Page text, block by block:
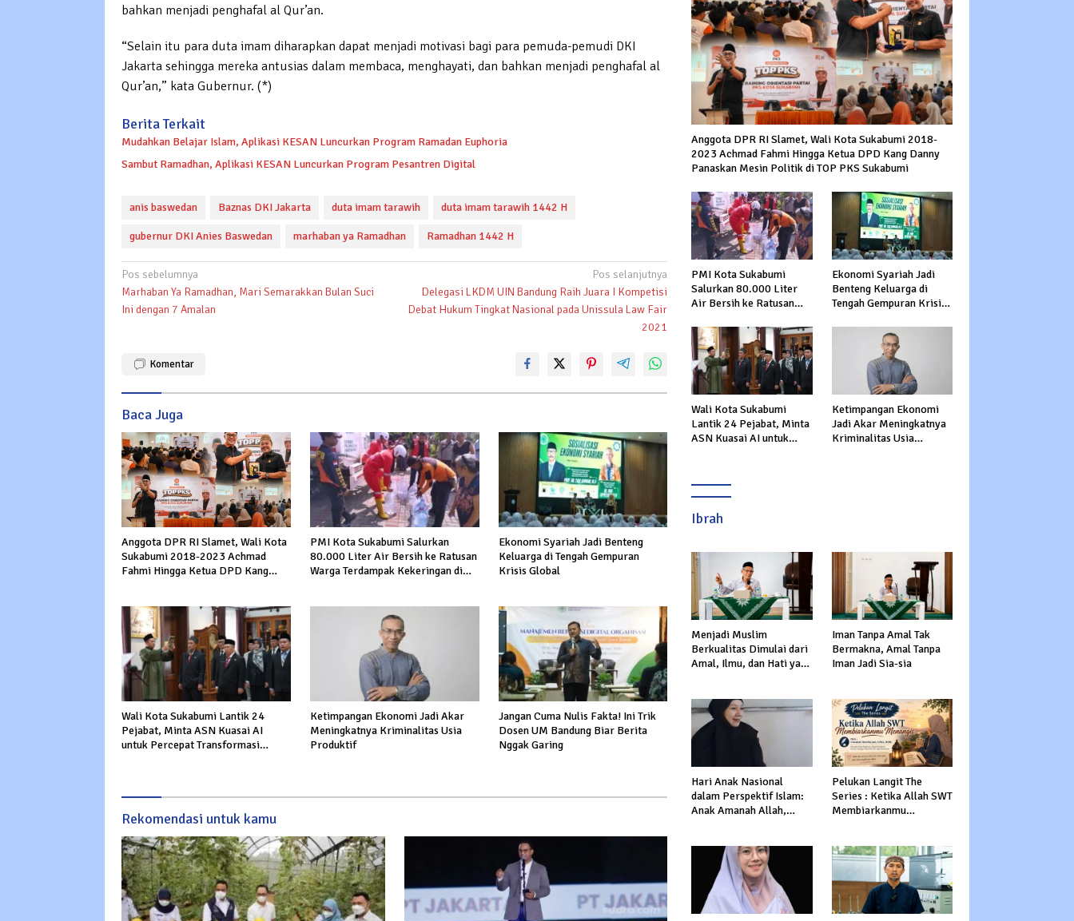
bahkan menjadi penghafal al Qur’an.
“Selain itu para duta imam diharapkan dapat menjadi motivasi bagi para pemuda-pemudi DKI
Jakarta sehingga mereka antusias dalam membaca, menghayati, dan bahkan menjadi penghafal al
Qur’an,” kata Gubernur. (*)
Berita Terkait
Mudahkan Belajar Islam, Aplikasi KESAN Luncurkan Program Ramadan Euphoria
Sambut Ramadhan, Aplikasi KESAN Luncurkan Program Pesantren Digital
anis baswedan Baznas DKI Jakarta duta imam tarawih duta imam tarawih 1442 H
gubernur DKI Anies Baswedan marhaban ya Ramadhan Ramadhan 1442 H
Navigasi
pos
Pos sebelumnya
Marhaban Ya Ramadhan, Mari Semarakkan Bulan Suci
Ini dengan 7 Amalan
Pos selanjutnya
Delegasi LKDM UIN Bandung Raih Juara I Kompetisi
Debat Hukum Tingkat Nasional pada Unissula Law Fair
2021
Komentar
Baca Juga
Anggota DPR RI Slamet, Wali Kota
Sukabumi 2018-2023 Achmad
Fahmi Hingga Ketua DPD Kang
PMI Kota Sukabumi Salurkan
80.000 Liter Air Bersih ke Ratusan
Warga Terdampak Kekeringan di
Ekonomi Syariah Jadi Benteng
Keluarga di Tengah Gempuran
Krisis Global
Wali Kota Sukabumi Lantik 24
Pejabat, Minta ASN Kuasai AI
untuk Percepat Transformasi
Ketimpangan Ekonomi Jadi Akar
Meningkatnya Kriminalitas Usia
Produktif
Jangan Cuma Nulis Fakta! Ini Trik
Dosen UM Bandung Biar Berita
Nggak Garing
Rekomendasi untuk kamu
Anggota DPR RI Slamet, Wali Kota Sukabumi 2018-
2023 Achmad Fahmi Hingga Ketua DPD Kang Danny
Panaskan Mesin Politik di TOP PKS Sukabumi
PMI Kota Sukabumi
Salurkan 80.000 Liter
Air Bersih ke Ratusan
Kekeringan di Cibeureum
Hiir
Ekonomi Syariah Jadi
Benteng Keluarga di
Tengah Gempuran Krisis
Wali Kota Sukabumi
Lantik 24 Pejabat, Minta
ASN Kuasai AI untuk
Ketimpangan Ekonomi
Jadi Akar Meningkatnya
Kriminalitas Usia
Ibrah
Menjadi Muslim
Berkualitas Dimulai dari
Amal, Ilmu, dan Hati yang
Iman Tanpa Amal Tak
Bermakna, Amal Tanpa
Iman Jadi Sia-sia
Hari Anak Nasional
dalam Perspektif Islam:
Anak Amanah Allah,
Pelukan Langit The
Series : Ketika Allah SWT
Membiarkanmu